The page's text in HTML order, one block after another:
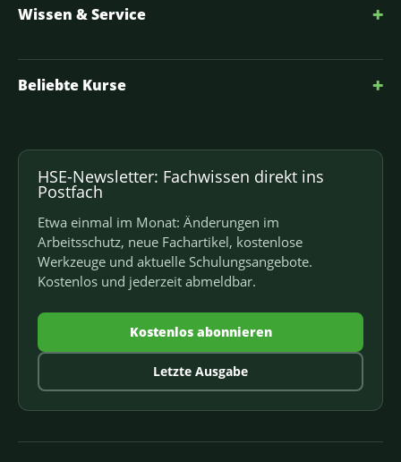
Wissen & Service +
Beliebte Kurse +
HSE-Newsletter: Fachwissen direkt ins
Postfach
Etwa einmal im Monat: Änderungen im
Arbeitsschutz, neue Fachartikel, kostenlose
Werkzeuge und aktuelle Schulungsangebote.
Kostenlos und jederzeit abmeldbar.
Kostenlos abonnieren
Letzte Ausgabe